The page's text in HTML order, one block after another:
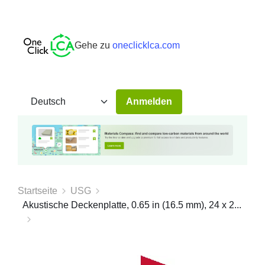
Gehe zu oneclicklca.com
Anmelden
Startseite
USG
Akustische Deckenplatte, 0.65 in (16.5 mm), 24 x 2...